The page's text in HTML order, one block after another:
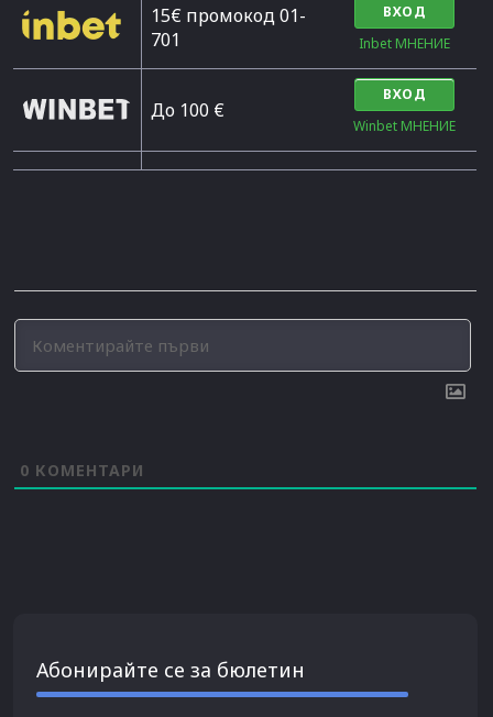
15€ промокод 01-
701
ВХОД
Inbet МНЕНИЕ
До 100 €
ВХОД
Winbet МНЕНИЕ
0 КОМЕНТАРИ
Абонирайте се за бюлетин